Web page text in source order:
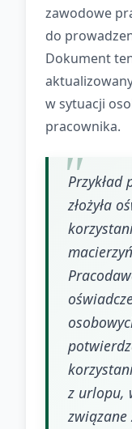
zawodowe
do
Dokument
w sytuacji
pracownika.
Przykład
złożyła
z urlopu,